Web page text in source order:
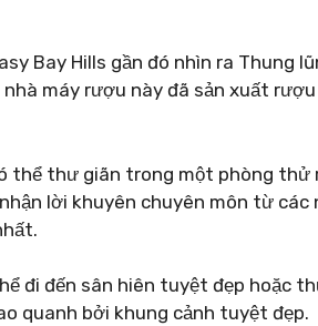
Bay Hills gần đó nhìn ra Thung
nhà máy rượu này đã sản xuất
thể thư giãn trong một phòng
lời khuyên chuyên môn từ
đi đến sân hiên tuyệt đẹp hoặc
quanh bởi khung cảnh tuyệt đẹp.